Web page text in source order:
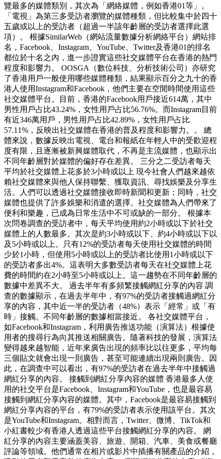
覽最多的媒體類別，其次為「網絡媒體，例如香港01等」。
「電視」為第三多受訪者瀏覽的媒體種類，但比較集中於四十
五歲或以上的受訪者（超過一半該年齡層的受訪者選擇此選
項）。 根據SimilarWeb（網站流量數據分析網絡平台）網站排
名，Facebook、Instagram、YouTube、Twitter及香港01的排名
都位於十名之內，進一步證實這些社交媒體平台在香港的熱門
程度和影響力。 OOSGA（數位科技、分析技術公司）亦研究
了香港用戶一般使用哪些媒體種類，結果顯示百分之九十的香
港人使用Instagram和Facebook，他們主要在空閒時間使用這些
社交媒體平台。目前，香港的Facebook用戶接近614萬，其中
男性用戶占比43.24%，女性用戶占比56.76%。而Instagram目前
有近346萬用戶，男性用戶占比42.89%，女性用戶占比
57.11%，反映出社交媒體在香港的普及程度和影響力。。 總
體來說，數據反映出電視、電台和報紙在年輕人中的受歡迎程
度有限，且逐漸被新興媒體取代，不再是主流媒體，也顯示出
不同年齡層對於媒體的偏好存在差異。 三分之二受訪者每天
平均於社交媒體上花多於3小時或以上 現今社會人們越來越依
賴社交媒體來與他人保持聯繫、獲取資訊、尋找娛樂及分享生
活。人們可以透過社交媒體接收即時新聞和更新；同時，社交
媒體也提供了許多娛樂和消遣的選擇。社交媒體為人們帶來了
便利和樂趣，已成為日常生活中不可或缺的一部分。 根據本
次問卷調查的受訪者中，每天平均使用約2小時或以下於社交
媒體上的人數最多。其次是約3小時或以下、約4小時或以下以
及5小時或以上。只有12%的受訪者每天使用社交媒體的時間
少於1小時，但使用5小時或以上的受訪者比使用1小時或以下
的受訪者多出4%。這表明大多數受訪者每天在社交媒體上花
費的時間約在2小時至5小時或以上。這一趨勢在不同年齡層的
數據中差異不大。 過去半年有多頻繁接觸網紅分享的內容 調
查的數據顯示，在過去半年中，有97%的受訪者接觸過網紅分
享的內容，其中近一半的受訪者（48%）表示「經常」或「有
時」接觸。不同年齡層的數據相當接近。 各社交媒體平台，
如Facebook和Instagram，利用廣告推送功能（演算法）根據使
用者的搜尋行為向其推送相關廣告。隨著科技的發展，演算法
變得越來越智能，近年來廣告出現的頻率比以往更多，平均每
三個貼文就會出現一則廣告，甚至可能連續出現兩則廣告。因
此，在調查中可以看出，有97%的受訪者在過去半年中接觸過
網紅分享的內容。 接觸到網紅分享內容的媒體 香港最多人使
用的社交平台是Facebook、Instagram和YouTube，也是最容易
接觸到網紅分享內容的媒體。其中，Facebook是最容易接觸到
網紅分享內容的平台，有79%的受訪者表示使用該平台。其次
是YouTube和Instagram。相對而言，Twitter、微博、TikTok和
小紅書較少有香港人透過這些平台接觸網紅分享的內容。 網
紅分享的內容主要涵蓋美容、旅遊、開箱、汽車、美食或餐廳
評論等領域。他們通常在相片或影片中插播有關產品的介紹，